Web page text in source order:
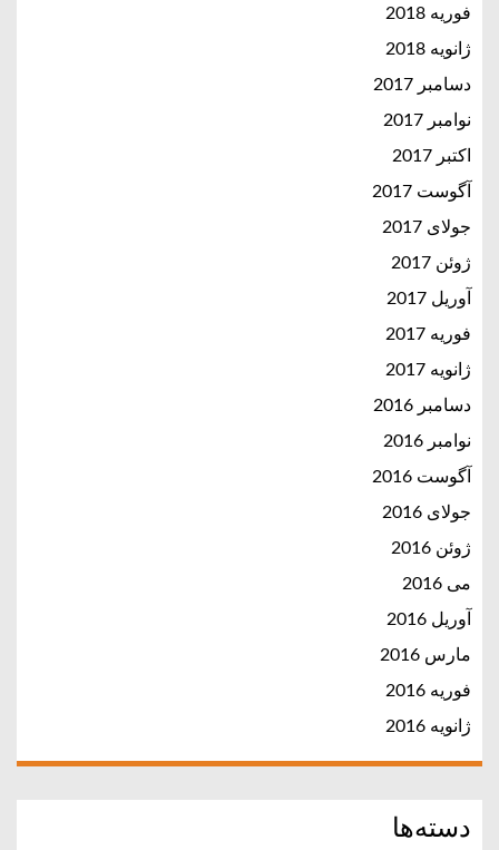
فوریه 2018
ژانویه 2018
دسامبر 2017
نوامبر 2017
اکتبر 2017
آگوست 2017
جولای 2017
ژوئن 2017
آوریل 2017
فوریه 2017
ژانویه 2017
دسامبر 2016
نوامبر 2016
آگوست 2016
جولای 2016
ژوئن 2016
می 2016
آوریل 2016
مارس 2016
فوریه 2016
ژانویه 2016
دسته‌ها